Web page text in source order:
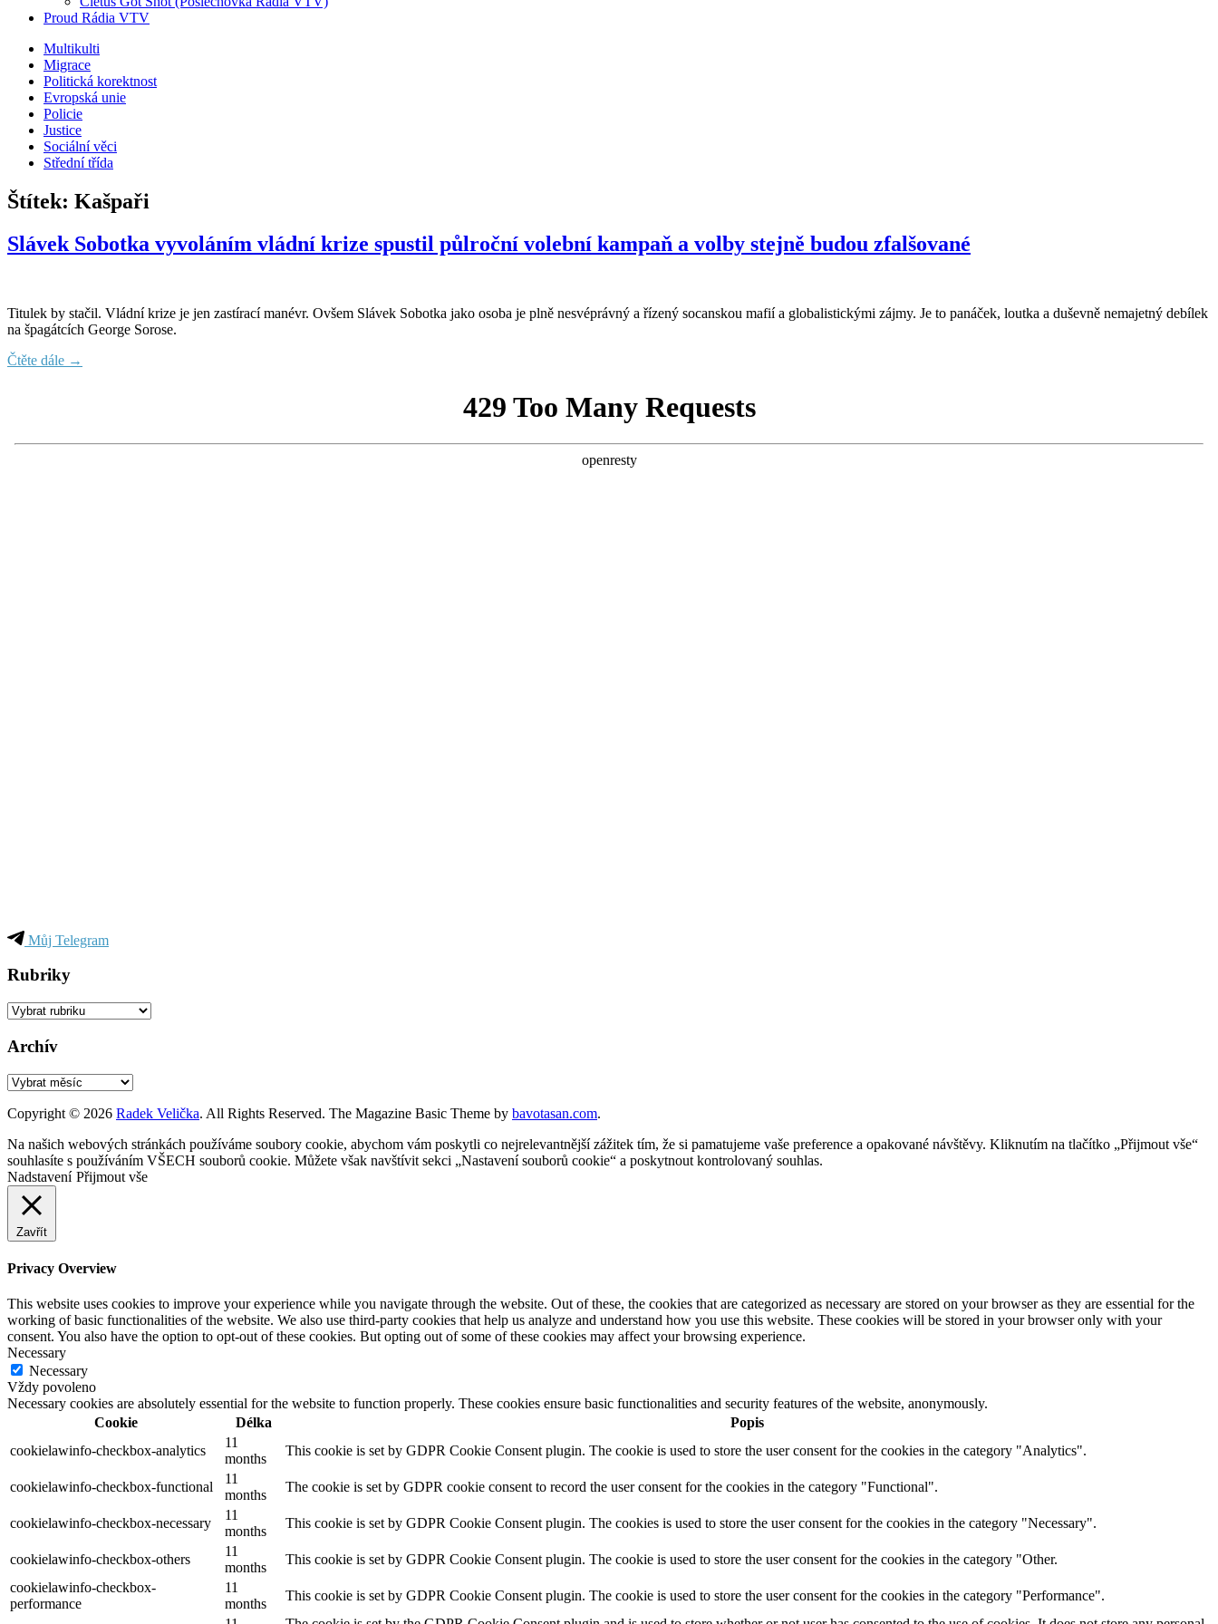
Proud Rádia VTV
Sub
menu
Multikulti
Migrace
Politická korektnost
Evropská unie
Policie
Justice
Sociální věci
Střední třída
Štítek: Kašpaři
Slávek Sobotka vyvoláním vládní krize spustil půlroční volební kampaň a volby stejně budou zfalšované
Titulek by stačil. Vládní krize je jen zastírací manévr. Ovšem Slávek Sobotka jako osoba je plně nesvéprávný a řízený socanskou mafií a globalistickými zájmy. Je to panáček, loutka a duševně nemajetný debílek
na špagátcích George Sorose.
Čtěte dále →
Můj Telegram
Rubriky
Rubriky
Archív
Archív
Copyright © 2026 Radek Velička. All Rights Reserved. The Magazine Basic Theme by bavotasan.com.
Na našich webových stránkách používáme soubory cookie, abychom vám poskytli co nejrelevantnější zážitek tím, že si pamatujeme vaše preference a opakované návštěvy. Kliknutím na tlačítko „Přijmout vše“
souhlasíte s používáním VŠECH souborů cookie. Můžete však navštívit sekci „Nastavení souborů cookie“ a poskytnout kontrolovaný souhlas.
Nadstavení Přijmout vše
Zavřít
Privacy Overview
This website uses cookies to improve your experience while you navigate through the website. Out of these, the cookies that are categorized as necessary are stored on your browser as they are essential for the
working of basic functionalities of the website. We also use third-party cookies that help us analyze and understand how you use this website. These cookies will be stored in your browser only with your
consent. You also have the option to opt-out of these cookies. But opting out of some of these cookies may affect your browsing experience.
Necessary
Necessary
Vždy povoleno
Necessary cookies are absolutely essential for the website to function properly. These cookies ensure basic functionalities and security features of the website, anonymously.
Cookie
Délka
Popis
cookielawinfo-checkbox-analytics
11
months
This cookie is set by GDPR Cookie Consent plugin. The cookie is used to store the user consent for the cookies in the category "Analytics".
cookielawinfo-checkbox-functional
11
months
The cookie is set by GDPR cookie consent to record the user consent for the cookies in the category "Functional".
cookielawinfo-checkbox-necessary
11
months
This cookie is set by GDPR Cookie Consent plugin. The cookies is used to store the user consent for the cookies in the category "Necessary".
cookielawinfo-checkbox-others
11
months
This cookie is set by GDPR Cookie Consent plugin. The cookie is used to store the user consent for the cookies in the category "Other.
cookielawinfo-checkbox-
performance
11
months
This cookie is set by GDPR Cookie Consent plugin. The cookie is used to store the user consent for the cookies in the category "Performance".